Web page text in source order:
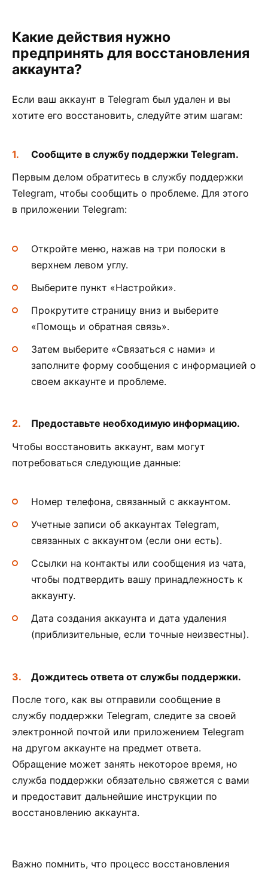
Какие действия нужно
предпринять для восстановления
аккаунта?
Если ваш аккаунт в Telegram был удален и вы
хотите его восстановить, следуйте этим шагам:
Сообщите в службу поддержки Telegram.
Первым делом обратитесь в службу поддержки
Telegram, чтобы сообщить о проблеме. Для этого
в приложении Telegram:
Откройте меню, нажав на три полоски в
верхнем левом углу.
Выберите пункт «Настройки».
Прокрутите страницу вниз и выберите
«Помощь и обратная связь».
Затем выберите «Связаться с нами» и
заполните форму сообщения с информацией о
своем аккаунте и проблеме.
Предоставьте необходимую информацию.
Чтобы восстановить аккаунт, вам могут
потребоваться следующие данные:
Номер телефона, связанный с аккаунтом.
Учетные записи об аккаунтах Telegram,
связанных с аккаунтом (если они есть).
Ссылки на контакты или сообщения из чата,
чтобы подтвердить вашу принадлежность к
аккаунту.
Дата создания аккаунта и дата удаления
(приблизительные, если точные неизвестны).
Дождитесь ответа от службы поддержки.
После того, как вы отправили сообщение в
службу поддержки Telegram, следите за своей
электронной почтой или приложением Telegram
на другом аккаунте на предмет ответа.
Обращение может занять некоторое время, но
служба поддержки обязательно свяжется с вами
и предоставит дальнейшие инструкции по
восстановлению аккаунта.
Важно помнить, что процесс восстановления